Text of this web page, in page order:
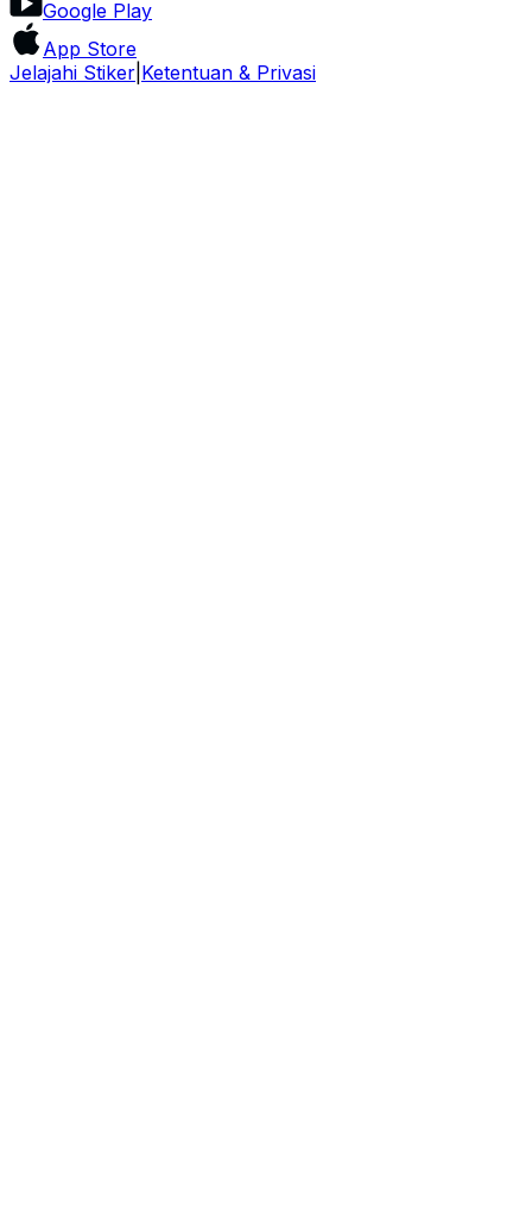
Google Play
App Store
Jelajahi Stiker Ketentuan & Privasi